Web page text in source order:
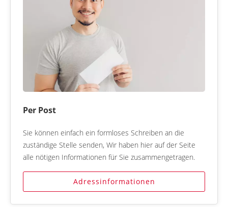
Per Post
Sie können einfach ein formloses Schreiben an die
zuständige Stelle senden, Wir haben hier auf der Seite
alle nötigen Informationen für Sie zusammengetragen.
Adressinformationen